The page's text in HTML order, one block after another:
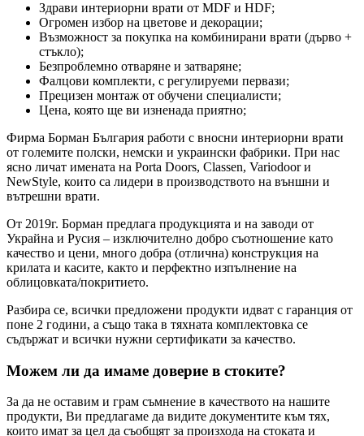
Здрави интериорни врати от MDF и HDF;
Огромен избор на цветове и декорации;
Възможност за покупка на комбинирани врати (дърво +
стъкло);
Безпроблемно отваряне и затваряне;
Фалцови комплекти, с регулируеми первази;
Прецизен монтаж от обучени специалисти;
Цена, която ще ви изненада приятно;
Фирма Борман България работи с вносни интериорни врати
от големите полски, немски и украински фабрики. При нас
ясно личат имената на Porta Doors, Classen, Variodoor и
NewStyle, които са лидери в производството на външни и
вътрешни врати.
От 2019г. Борман предлага продукцията и на заводи от
Украйна и Русия – изключително добро съотношение като
качество и цени, много добра (отлична) конструкция на
крилата и касите, както и перфектно изпълнение на
облицовката/покритието.
Разбира се, всички предложени продукти идват с гаранция от
поне 2 години, а също така в тяхната комплектовка се
съдържат и всички нужни сертификати за качество.
Можем ли да имаме доверие в стоките?
За да не оставим и грам съмнение в качеството на нашите
продукти, Ви предлагаме да видите документите към тях,
които имат за цел да съобщят за произхода на стоката и